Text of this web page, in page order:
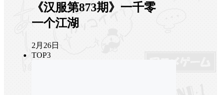
《汉服第873期》一千零
一个江湖
2月26日
TOP3